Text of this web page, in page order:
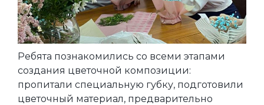
Ребята познакомились со всеми этапами
создания цветочной композиции:
пропитали специальную губку, подготовили
цветочный материал, предварительно